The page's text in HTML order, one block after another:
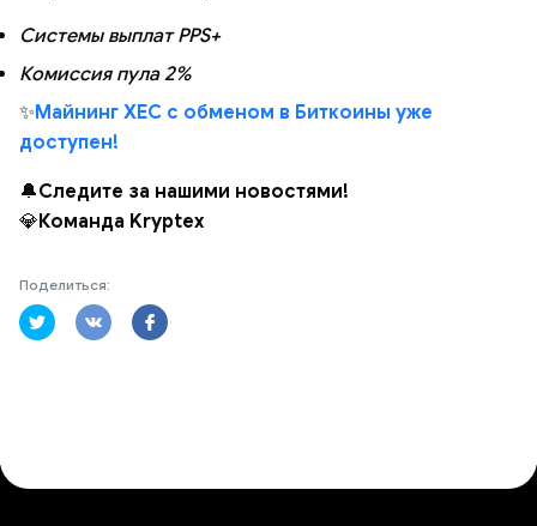
Системы выплат PPS+
Комиссия пула 2%
✨Майнинг XEC с обменом в Биткоины уже
доступен!
🔔Следите за нашими новостями!
💎Команда Kryptex
Поделиться: